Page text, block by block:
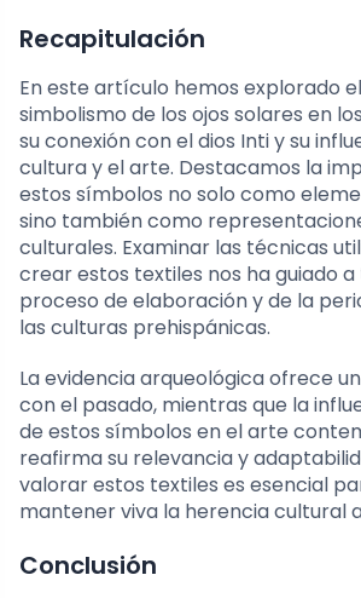
Recapitulación
En este artículo hemos explorado
simbolismo de los ojos solares en
su conexión con el dios Inti y su
cultura y el arte. Destacamos la
estos símbolos no solo como
sino también como
culturales. Examinar las técnicas
crear estos textiles nos ha guiado
proceso de elaboración y de la
las culturas prehispánicas.
La evidencia arqueológica ofrece
con el pasado, mientras que la
de estos símbolos en el arte
reafirma su relevancia y
valorar estos textiles es esencial
mantener viva la herencia cultural
Conclusión